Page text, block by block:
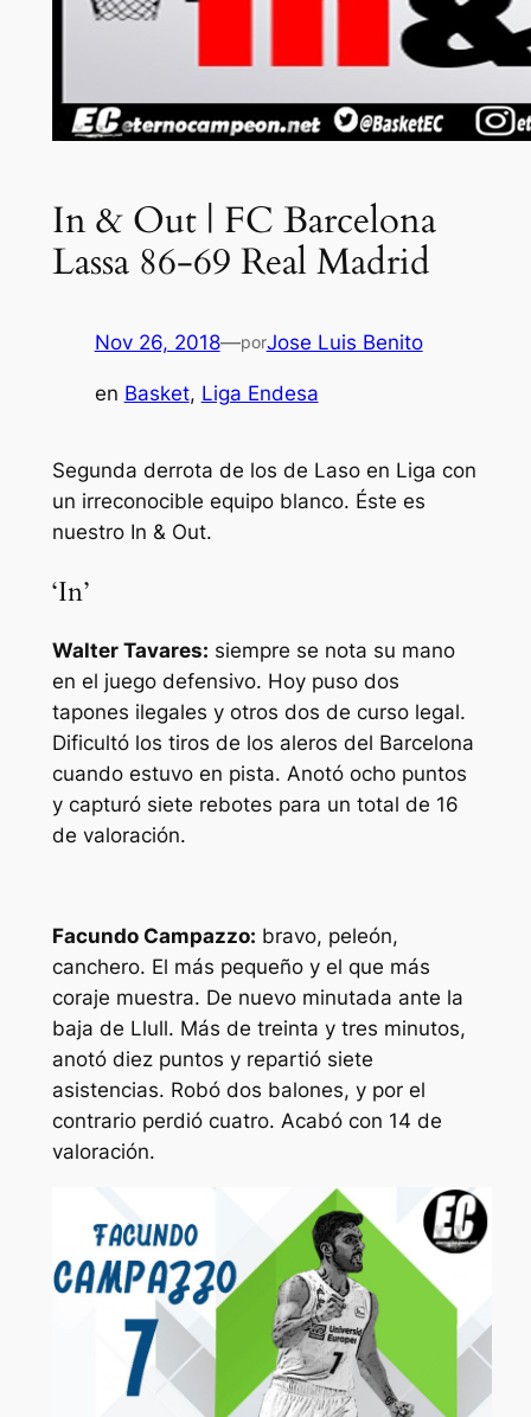
In & Out | FC Barcelona
Lassa 86-69 Real Madrid
Nov 26, 2018—porJose Luis Benito
en Basket, Liga Endesa
Segunda derrota de los de Laso en Liga con
un irreconocible equipo blanco. Éste es
nuestro In & Out.
‘In’
Walter Tavares: siempre se nota su mano
en el juego defensivo. Hoy puso dos
tapones ilegales y otros dos de curso legal.
Dificultó los tiros de los aleros del Barcelona
cuando estuvo en pista. Anotó ocho puntos
y capturó siete rebotes para un total de 16
de valoración.
Facundo Campazzo: bravo, peleón,
canchero. El más pequeño y el que más
coraje muestra. De nuevo minutada ante la
baja de Llull. Más de treinta y tres minutos,
anotó diez puntos y repartió siete
asistencias. Robó dos balones, y por el
contrario perdió cuatro. Acabó con 14 de
valoración.